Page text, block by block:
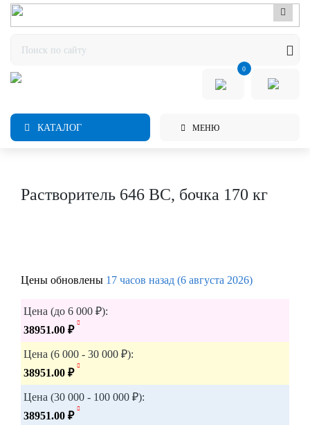
0
КАТАЛОГ МЕНЮ
Растворитель 646 ВС, бочка 170 кг
Цены обновлены 17 часов назад (6 августа 2026)
Цена (до 6 000 ₽):
38951.00 ₽
Цена (6 000 - 30 000 ₽):
38951.00 ₽
Цена (30 000 - 100 000 ₽):
38951.00 ₽